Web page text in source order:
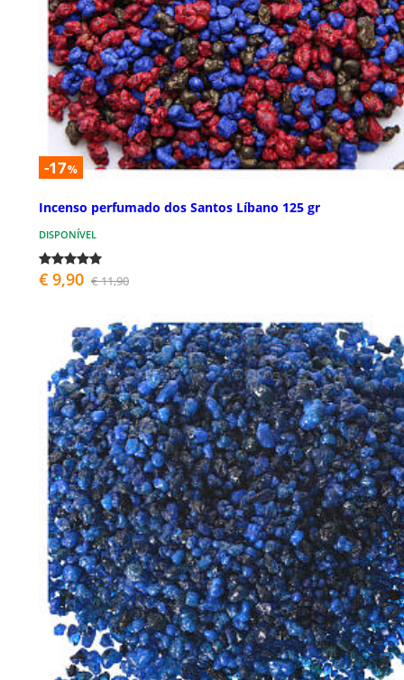
-17%
Incenso perfumado dos Santos Líbano 125 gr
DISPONÍVEL
€ 9,90 € 11,90